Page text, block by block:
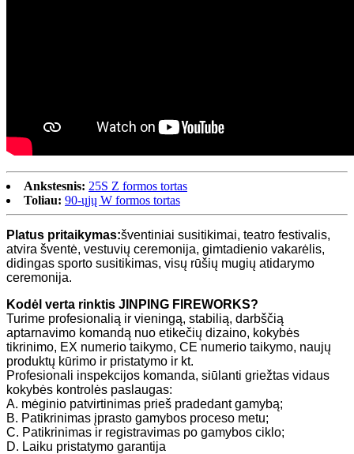
Ankstesnis: 25S Z formos tortas
Toliau: 90-ųjų W formos tortas
Platus pritaikymas:šventiniai susitikimai, teatro festivalis,
atvira šventė, vestuvių ceremonija, gimtadienio vakarėlis,
didingas sporto susitikimas, visų rūšių mugių atidarymo
ceremonija.
Kodėl verta rinktis JINPING FIREWORKS?
Turime profesionalią ir vieningą, stabilią, darbščią
aptarnavimo komandą nuo etikečių dizaino, kokybės
tikrinimo, EX numerio taikymo, CE numerio taikymo, naujų
produktų kūrimo ir pristatymo ir kt.
Profesionali inspekcijos komanda, siūlanti griežtas vidaus
kokybės kontrolės paslaugas:
A. mėginio patvirtinimas prieš pradedant gamybą;
B. Patikrinimas įprasto gamybos proceso metu;
C. Patikrinimas ir registravimas po gamybos ciklo;
D. Laiku pristatymo garantija